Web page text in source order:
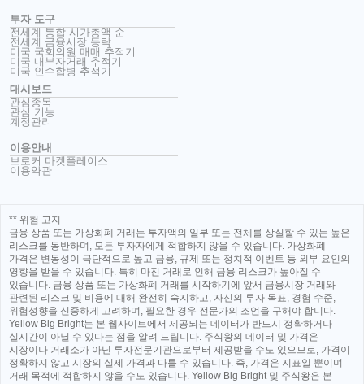
투자 도구
전세계 통합 시가총액 순
전세계 금융시장 등락
미국 국회의원 매매 추적기
미국 내부자거래 추적기
미국 인수합병 추적기
대시보드
관심종목
관심 기능
계정관리
이용안내
브로커 마켓플레이스
이용약관
** 위험 고지
금융 상품 또는 가상화폐 거래는 투자액의 일부 또는 전체를 상실할 수 있는 높은
리스크를 동반하며, 모든 투자자에게 적합하지 않을 수 있습니다. 가상화폐
가격은 변동성이 극단적으로 높고 금융, 규제 또는 정치적 이벤트 등 외부 요인의
영향을 받을 수 있습니다. 특히 마진 거래로 인해 금융 리스크가 높아질 수
있습니다. 금융 상품 또는 가상화폐 거래를 시작하기에 앞서 금융시장 거래와
관련된 리스크 및 비용에 대해 완전히 숙지하고, 자신의 투자 목표, 경험 수준,
위험성향을 신중하게 고려하며, 필요한 경우 전문가의 조언을 구해야 합니다.
Yellow Big Bright는 본 웹사이트에서 제공되는 데이터가 반드시 정확하거나
실시간이 아닐 수 있다는 점을 알려 드립니다. 주식왕의 데이터 및 가격은
시장이나 거래소가 아닌 투자전문기관으로부터 제공받을 수도 있으므로, 가격이
정확하지 않고 시장의 실제 가격과 다를 수 있습니다. 즉, 가격은 지표일 뿐이며
거래 목적에 적합하지 않을 수도 있습니다. Yellow Big Bright 및 주식왕은 본